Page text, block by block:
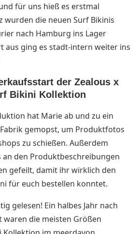
für uns hieß es erstmal
wurden die neuen Surf Bikinis
nach Hamburg ins Lager
aus ging es stadt-intern weiter ins
der Zealous x
Bikini Kollektion
hat Marie ab und zu ein
gemopst, um Produktfotos
zu schießen. Außerdem
den Produktbeschreibungen
gefeilt, damit ihr wirklich den
für euch bestellen konntet.
gelesen! Ein halbes Jahr nach
waren die meisten Größen